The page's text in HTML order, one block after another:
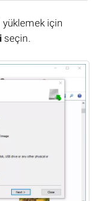
yüklemek için
seçin.